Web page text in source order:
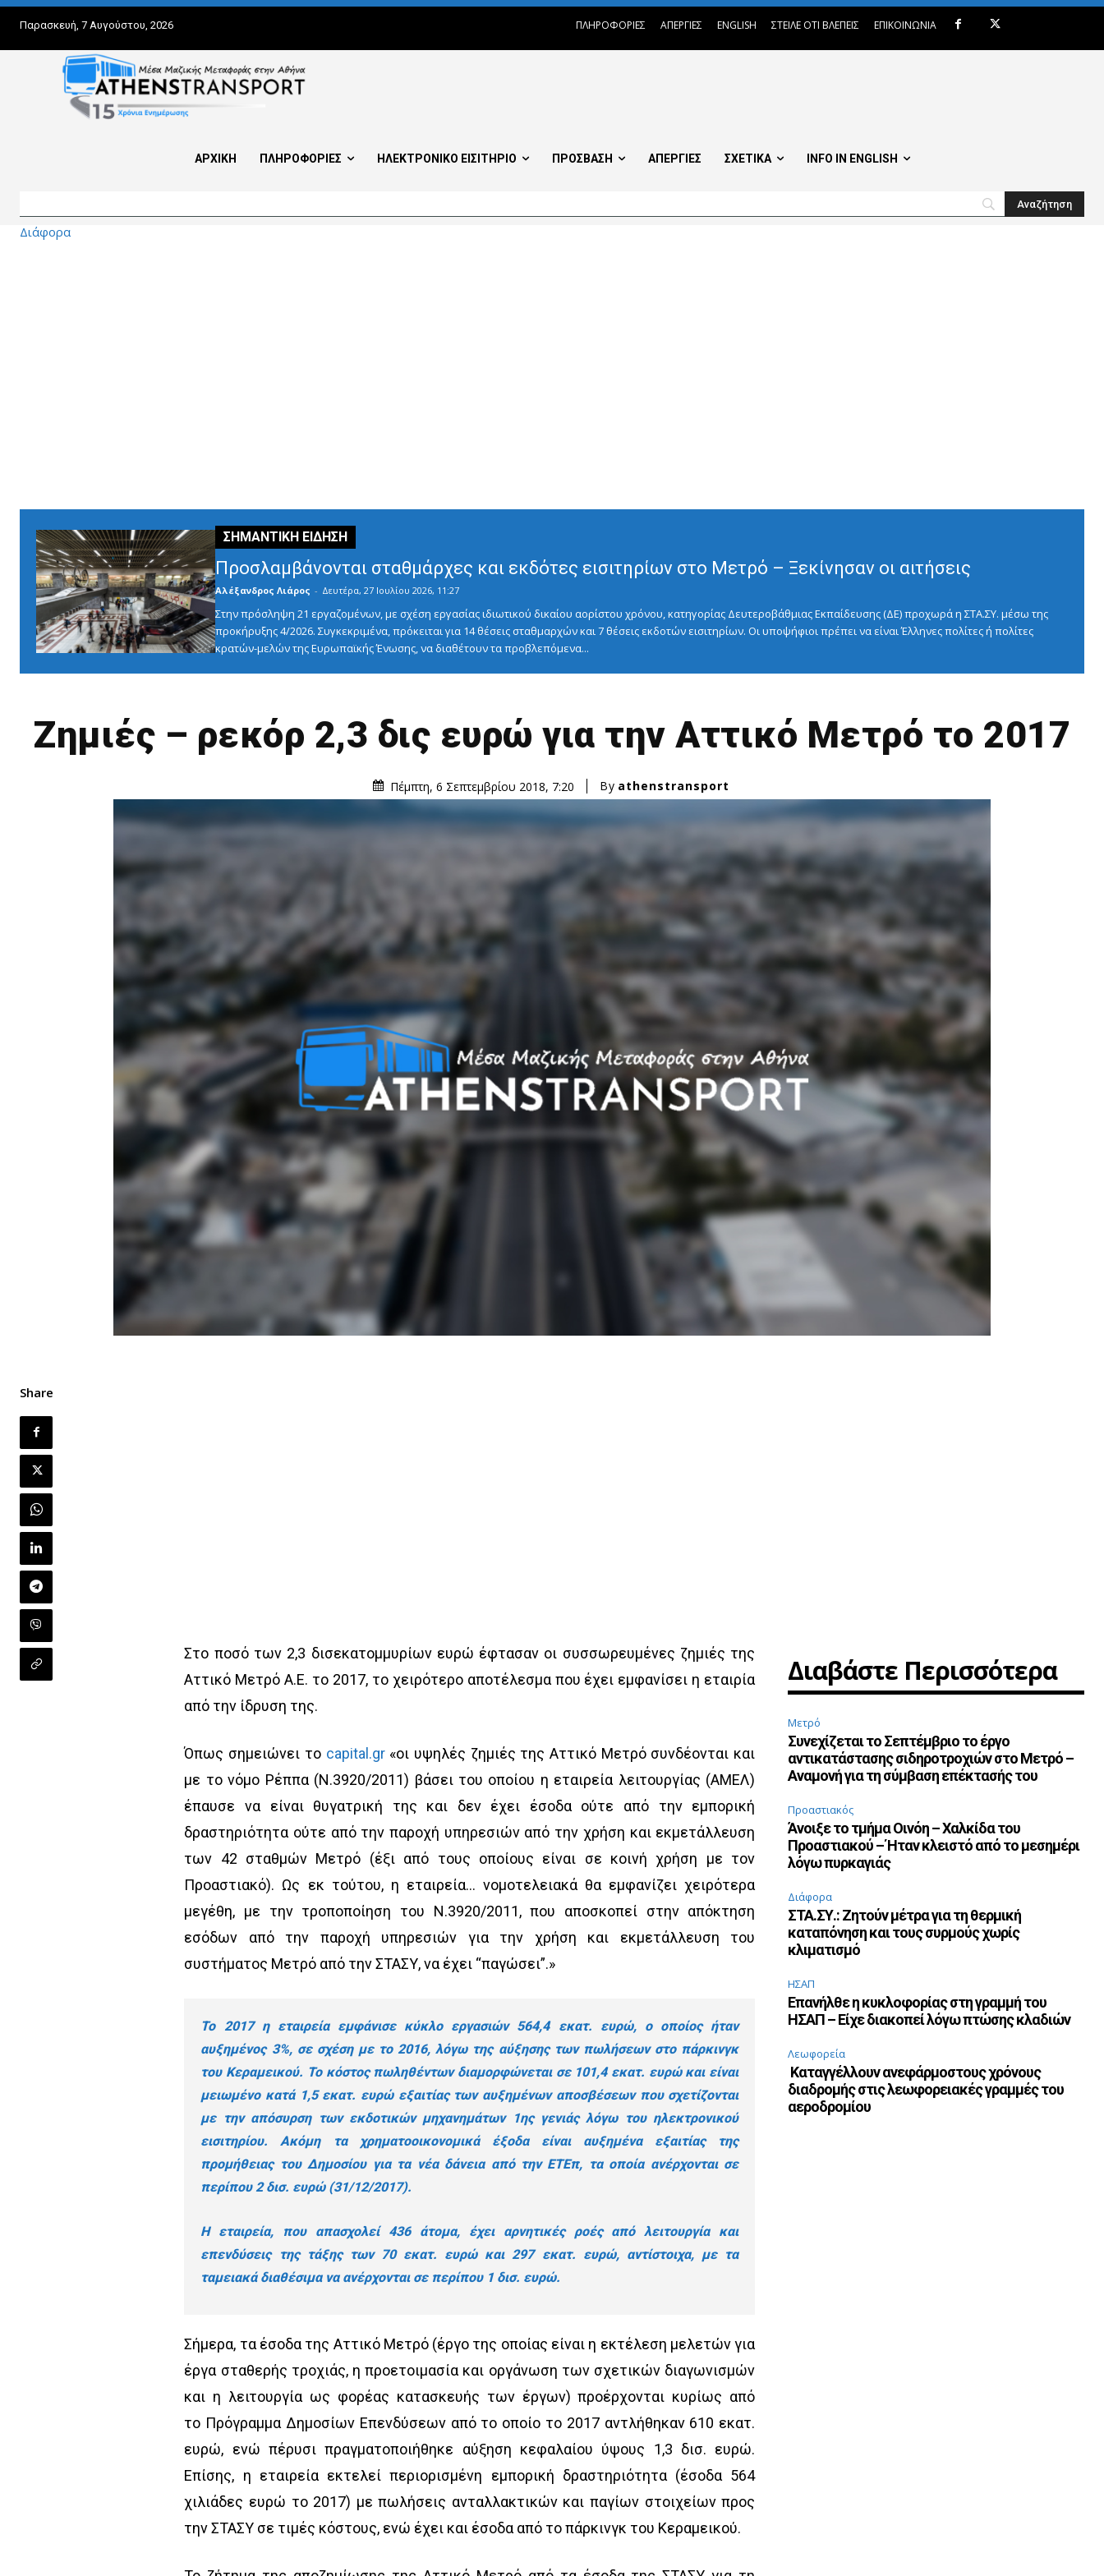
Παρασκευή, 7 Αυγούστου, 2026 ΠΛΗΡΟΦΟΡΙΕΣ ΑΠΕΡΓΙΕΣ ENGLISH ΣΤΕΙΛΕ ΟΤΙ ΒΛΕΠΕΙΣ ΕΠΙΚΟΙΝΩΝΙΑ
ΑΡΧΙΚΗ ΠΛΗΡΟΦΟΡΙΕΣ ΗΛΕΚΤΡΟΝΙΚΟ ΕΙΣΙΤΗΡΙΟ ΠΡΟΣΒΑΣΗ ΑΠΕΡΓΙΕΣ ΣΧΕΤΙΚΑ INFO IN ENGLISH
Διάφορα
Προσλαμβάνονται σταθμάρχες και εκδότες εισιτηρίων στο Μετρό – Ξεκίνησαν οι αιτήσεις
Αλέξανδρος Λιάρος - Δευτέρα, 27 Ιουλίου 2026, 11:27
Στην πρόσληψη 21 εργαζομένων, με σχέση εργασίας ιδιωτικού δικαίου αορίστου χρόνου, κατηγορίας Δευτεροβάθμιας Εκπαίδευσης (ΔΕ) προχωρά η ΣΤΑ.ΣΥ. μέσω της
προκήρυξης 4/2026. Συγκεκριμένα, πρόκειται για 14 θέσεις σταθμαρχών και 7 θέσεις εκδοτών εισιτηρίων. Οι υποψήφιοι πρέπει να είναι Έλληνες πολίτες ή πολίτες
κρατών-μελών της Ευρωπαϊκής Ένωσης, να διαθέτουν τα προβλεπόμενα...
Ζημιές – ρεκόρ 2,3 δις ευρώ για την Αττικό Μετρό το 2017
Πέμπτη, 6 Σεπτεμβρίου 2018, 7:20 By athenstransport
Share
Στο ποσό των 2,3 δισεκατομμυρίων ευρώ έφτασαν οι συσσωρευμένες ζημιές της
Αττικό Μετρό Α.Ε. το 2017, το χειρότερο αποτέλεσμα που έχει εμφανίσει η εταιρία
από την ίδρυση της.
Όπως σημειώνει το capital.gr«οι υψηλές ζημιές της Αττικό Μετρό συνδέονται και
με το νόμο Ρέππα (Ν.3920/2011) βάσει του οποίου η εταιρεία λειτουργίας (ΑΜΕΛ)
έπαυσε να είναι θυγατρική της και δεν έχει έσοδα ούτε από την εμπορική
δραστηριότητα ούτε από την παροχή υπηρεσιών από την χρήση και εκμετάλλευση
των 42 σταθμών Μετρό (έξι από τους οποίους είναι σε κοινή χρήση με τον
Προαστιακό). Ως εκ τούτου, η εταιρεία… νομοτελειακά θα εμφανίζει χειρότερα
μεγέθη, με την τροποποίηση του Ν.3920/2011, που αποσκοπεί στην απόκτηση
εσόδων από την παροχή υπηρεσιών για την χρήση και εκμετάλλευση του
συστήματος Μετρό από την ΣΤΑΣΥ, να έχει “παγώσει”.»
Το 2017 η εταιρεία εμφάνισε κύκλο εργασιών 564,4 εκατ. ευρώ, ο οποίος ήταν
αυξημένος 3%, σε σχέση με το 2016, λόγω της αύξησης των πωλήσεων στο πάρκινγκ
του Κεραμεικού. Το κόστος πωληθέντων διαμορφώνεται σε 101,4 εκατ. ευρώ και είναι
μειωμένο κατά 1,5 εκατ. ευρώ εξαιτίας των αυξημένων αποσβέσεων που σχετίζονται
με την απόσυρση των εκδοτικών μηχανημάτων 1ης γενιάς λόγω του ηλεκτρονικού
εισιτηρίου. Ακόμη τα χρηματοοικονομικά έξοδα είναι αυξημένα εξαιτίας της
προμήθειας του Δημοσίου για τα νέα δάνεια από την ΕΤΕπ, τα οποία ανέρχονται σε
περίπου 2 δισ. ευρώ (31/12/2017).
Η εταιρεία, που απασχολεί 436 άτομα, έχει αρνητικές ροές από λειτουργία και
επενδύσεις της τάξης των 70 εκατ. ευρώ και 297 εκατ. ευρώ, αντίστοιχα, με τα
ταμειακά διαθέσιμα να ανέρχονται σε περίπου 1 δισ. ευρώ.
Σήμερα, τα έσοδα της Αττικό Μετρό (έργο της οποίας είναι η εκτέλεση μελετών για
έργα σταθερής τροχιάς, η προετοιμασία και οργάνωση των σχετικών διαγωνισμών
και η λειτουργία ως φορέας κατασκευής των έργων) προέρχονται κυρίως από
το Πρόγραμμα Δημοσίων Επενδύσεων από το οποίο το 2017 αντλήθηκαν 610 εκατ.
ευρώ, ενώ πέρυσι πραγματοποιήθηκε αύξηση κεφαλαίου ύψους 1,3 δισ. ευρώ.
Επίσης, η εταιρεία εκτελεί περιορισμένη εμπορική δραστηριότητα (έσοδα 564
χιλιάδες ευρώ το 2017) με πωλήσεις ανταλλακτικών και παγίων στοιχείων προς
την ΣΤΑΣΥ σε τιμές κόστους, ενώ έχει και έσοδα από το πάρκινγκ του Κεραμεικού.
Διαβάστε Περισσότερα
Μετρό
Συνεχίζεται το Σεπτέμβριο το έργο
αντικατάστασης σιδηροτροχιών στο Μετρό –
Αναμονή για τη σύμβαση επέκτασής του
Προαστιακός
Άνοιξε το τμήμα Οινόη – Χαλκίδα του
Προαστιακού – Ήταν κλειστό από το μεσημέρι
λόγω πυρκαγιάς
Διάφορα
ΣΤΑ.ΣΥ.: Ζητούν μέτρα για τη θερμική
καταπόνηση και τους συρμούς χωρίς
κλιματισμό
ΗΣΑΠ
Επανήλθε η κυκλοφορίας στη γραμμή του
ΗΣΑΠ – Είχε διακοπεί λόγω πτώσης κλαδιών
Λεωφορεία
Καταγγέλλουν ανεφάρμοστους χρόνους
διαδρομής στις λεωφορειακές γραμμές του
αεροδρομίου